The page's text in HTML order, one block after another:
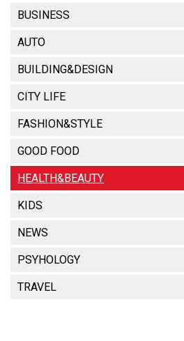
BUSINESS
AUTO
BUILDING&DESIGN
CITY LIFE
FASHION&STYLE
GOOD FOOD
HEALTH&BEAUTY
KIDS
NEWS
PSYHOLOGY
TRAVEL